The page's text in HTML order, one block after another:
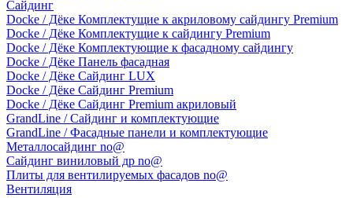
Сайдинг
Docke / Дёке Комплектущие к акриловому сайдингу Premium
Docke / Дёке Комплектущие к сайдингу Premium
Docke / Дёке Комплектующие к фасадному сайдингу
Docke / Дёке Панель фасадная
Docke / Дёке Сайдинг LUX
Docke / Дёке Сайдинг Premium
Docke / Дёке Сайдинг Premium акриловый
GrandLine / Сайдинг и комплектующие
GrandLine / Фасадные панели и комплектующие
Металлосайдинг no@
Сайдинг виниловый др no@
Плиты для вентилируемых фасадов no@
Вентиляция